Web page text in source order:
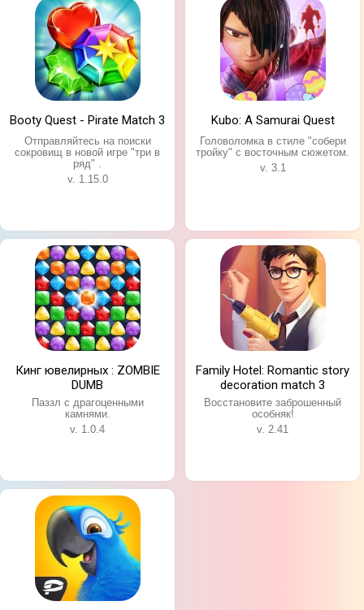
Booty Quest - Pirate Match 3
Отправляйтесь на поиски
сокровищ в новой игре "три в
ряд" .
v. 1.15.0
Kubo: A Samurai Quest
Головоломка в стиле "собери
тройку" с восточным сюжетом.
v. 3.1
Кинг ювелирных : ZOMBIE
DUMB
Паззл с драгоценными
камнями.
v. 1.0.4
Family Hotel: Romantic story
decoration match 3
Восстановите заброшенный
особняк!
v. 2.41